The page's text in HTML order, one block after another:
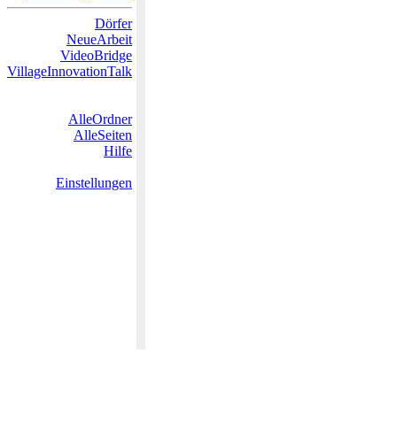
Dörfer
NeueArbeit
VideoBridge
VillageInnovationTalk
AlleOrdner
AlleSeiten
Hilfe
Einstellungen